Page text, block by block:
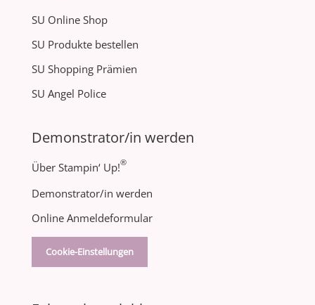
SU Online Shop
SU Produkte bestellen
SU Shopping Prämien
SU Angel Police
Demonstrator/in werden
Über Stampin‘ Up!®
Demonstrator/in werden
Online Anmeldeformular
Cookie-Einstellungen